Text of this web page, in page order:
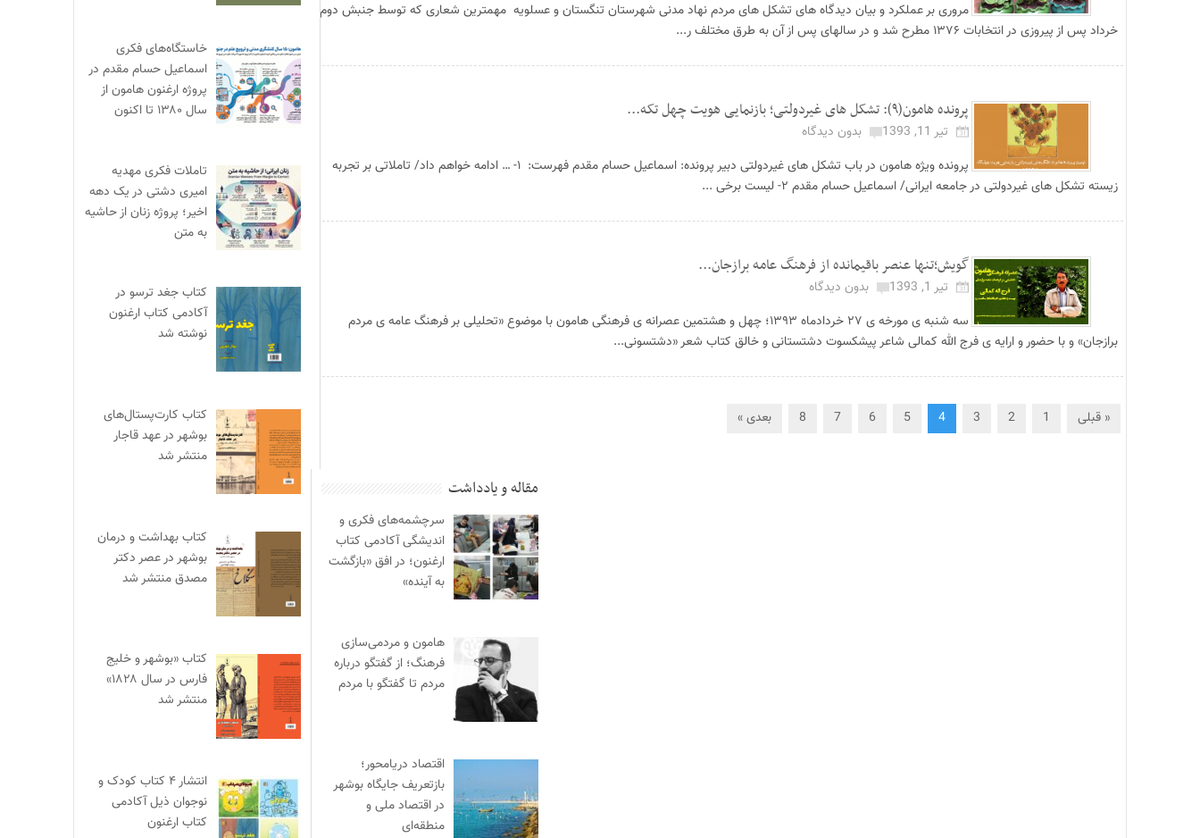
مروری بر عملکرد و بیان دیدگاه های تشکل های مردم نهاد مدنی شهرستان تنگستان و عسلویه مهمترین شعاری که توسط جنبش دوم
خرداد پس از پیروزی در انتخابات ۱۳۷۶ مطرح شد و در سالهای پس از آن به طرق مختلف ر...
پرونده هامون(۹): تشکل های غیردولتی؛ بازنمایی هویت چهل تکه...
تیر 11, 1393
بدون دیدگاه
پرونده ویژه هامون در باب تشکل های غیردولتی دبیر پرونده: اسماعیل حسام مقدم فهرست: ۱- … ادامه خواهم داد/ تاملاتی بر تجربه
زیسته تشکل های غیردولتی در جامعه ایرانی/ اسماعیل حسام مقدم ۲- لیست برخی ...
گویش؛تنها عنصر باقیمانده از فرهنگ عامه برازجان...
تیر 1, 1393
بدون دیدگاه
سه شنبه ی مورخه ی ۲۷ خردادماه ۱۳۹۳؛ چهل و هشتمین عصرانه ی فرهنگی هامون با موضوع «تحلیلی بر فرهنگ عامه ی مردم
برازجان» و با حضور و ارایه ی فرج الله کمالی شاعر پیشکسوت دشتستانی و خالق کتاب شعر «دشتسونی...
« قبلی 1
2
3
4
5
6
7
8 بعدی »
خاستگاه‌های فکری
اسماعیل حسام مقدم در
پروژه ارغنون هامون از
سال ۱۳۸۰ تا اکنون
تاملات فکری مهدیه
امیری دشتی در یک دهه
اخیر؛ پروژه زنان از حاشیه
به متن
کتاب جغد ترسو در
آکادمی کتاب ارغنون
نوشته شد
کتاب کارت‌پستال‌های
بوشهر در عهد قاجار
منتشر شد
کتاب بهداشت و درمان
بوشهر در عصر دکتر
مصدق منتشر شد
کتاب «بوشهر و خلیج
فارس در سال ۱۸۲۸»
منتشر شد
انتشار ۴ کتاب کودک و
نوجوان ذیل آکادمی
کتاب ارغنون
مقاله و یادداشت
سرچشمه‌های فکری و
اندیشگی آکادمی کتاب
ارغنون؛ در افق «بازگشت
به آینده»
هامون و مردمی‌سازی
فرهنگ؛ از گفتگو درباره
مردم تا گفتگو با مردم
اقتصاد دریامحور؛
بازتعریف جایگاه بوشهر
در اقتصاد ملی و
منطقه‌ای